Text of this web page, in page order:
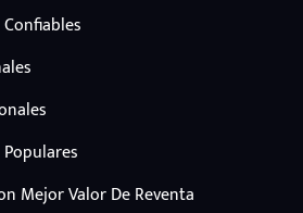
Mejor Valor De Reventa